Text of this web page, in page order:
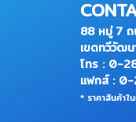
88 หมู่ 7 ถ
เขตทวีวัฒ
โทร : 0-
แฟกส์ :
* ราคาสินค้าใ